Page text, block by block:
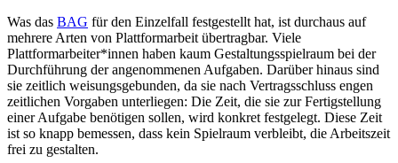
Was das BAG für den Einzelfall festgestellt hat, ist durchaus auf
mehrere Arten von Plattformarbeit übertragbar. Viele
Plattformarbeiter*innen haben kaum Gestaltungsspielraum bei der
Durchführung der angenommenen Aufgaben. Darüber hinaus sind
sie zeitlich weisungsgebunden, da sie nach Vertragsschluss engen
zeitlichen Vorgaben unterliegen: Die Zeit, die sie zur Fertigstellung
einer Aufgabe benötigen sollen, wird konkret festgelegt. Diese Zeit
ist so knapp bemessen, dass kein Spielraum verbleibt, die Arbeitszeit
frei zu gestalten.